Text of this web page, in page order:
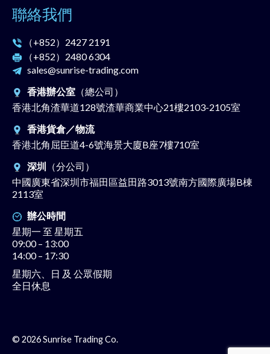
聯絡我們
（+852） 2427 2191
（+852） 2480 6304
sales@sunrise-trading.com
香港辦公室 （總公司）
香港北角渣華道128號渣華商業中心21樓2103-2105室
香港貨倉／物流
香港北角屈臣道4-6號海景大廈B座7樓710室
深圳 （分公司）
中國廣東省深圳市福田區益田路3013號南方國際廣場B棟
2113室
辦公時間
星期一 至 星期五
09:00 – 13:00
14:00 – 17:30
星期六、日 及 公眾假期
全日休息
© 2026 Sunrise Trading Co.